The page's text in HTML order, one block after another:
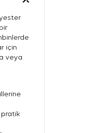
için
veya
pratik